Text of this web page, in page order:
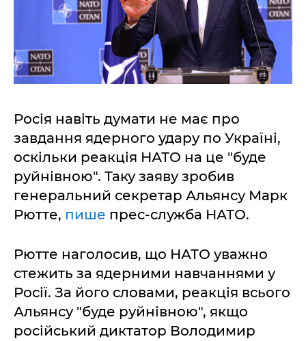
Росія навіть думати не має про
завдання ядерного удару по Україні,
оскільки реакція НАТО на це "буде
руйнівною". Таку заяву зробив
генеральний секретар Альянсу Марк
Рютте, пише прес-служба НАТО.
Рютте наголосив, що НАТО уважно
стежить за ядерними навчаннями у
Росії. За його словами, реакція всього
Альянсу "буде руйнівною", якщо
російський диктатор Володимир